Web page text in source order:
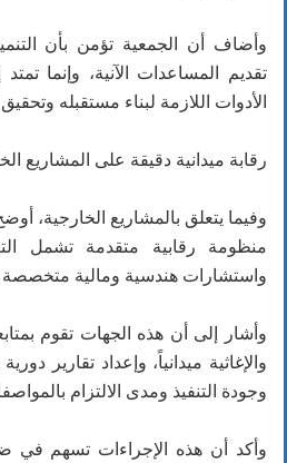
وأضاف أن الجمعية تؤمن بأن
تقديم المساعدات الآنية، وإنما
الأدوات اللازمة لبناء مستقبله وتحقيق
رقابة ميدانية دقيقة على المشاريع
وفيما يتعلق بالمشاريع الخارجية،
منظومة رقابية متقدمة تشمل
واستشارات هندسية ومالية متخصصة
وأشار إلى أن هذه الجهات تقوم
والإغاثية ميدانياً، وإعداد تقارير
وجودة التنفيذ ومدى الالتزام
وأكد أن هذه الإجراءات تسهم في